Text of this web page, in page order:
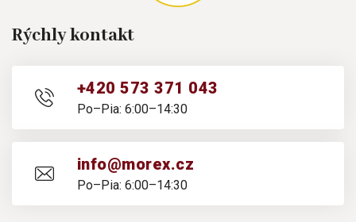
Rýchly kontakt
+420 573 371 043
Po–Pia: 6:00–14:30
info@morex.cz
Po–Pia: 6:00–14:30